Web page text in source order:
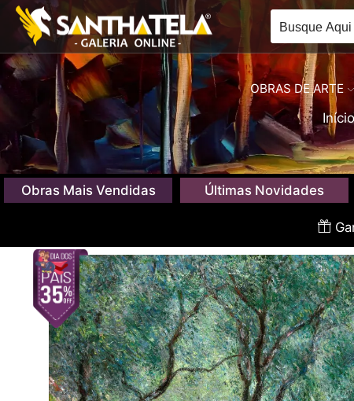
OBRAS DE ARTE
Início
Obras Mais Vendidas Últimas Novidades